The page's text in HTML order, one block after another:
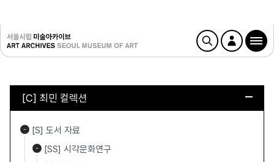
[C] 최민 컬렉션
[S] 도서 자료
[SS] 시각문화연구